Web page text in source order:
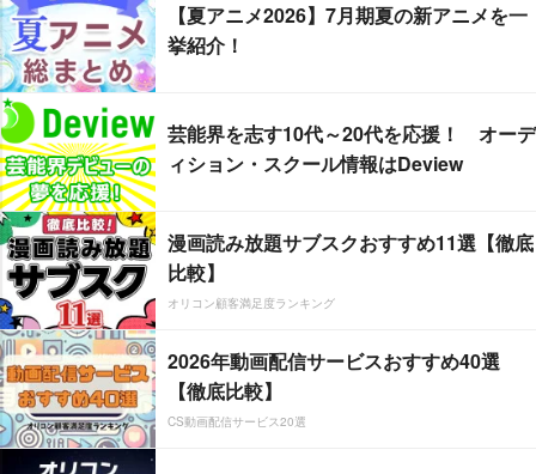
【夏アニメ2026】7月期夏の新アニメを一
挙紹介！
芸能界を志す10代～20代を応援！ オーデ
ィション・スクール情報はDeview
漫画読み放題サブスクおすすめ11選【徹底
比較】
オリコン顧客満足度ランキング
2026年動画配信サービスおすすめ40選
【徹底比較】
CS動画配信サービス20選